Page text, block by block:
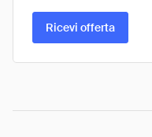
Ricevi offerta